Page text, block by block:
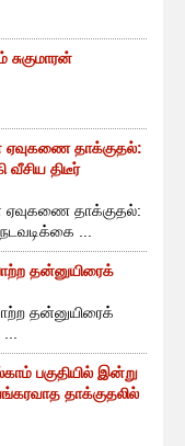
சுகுமாரன்
ஏவுகணை தாக்குதல்:
திடீர்
ஏவுகணை தாக்குதல்:
...
தன்னுயிரைக்
தன்னுயிரைக்
பகுதியில் இன்று
தாக்குதலில்